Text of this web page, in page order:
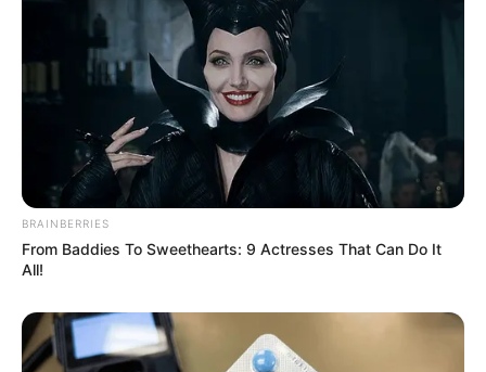
BRAINBERRIES
From Baddies To Sweethearts: 9 Actresses That Can Do It
All!